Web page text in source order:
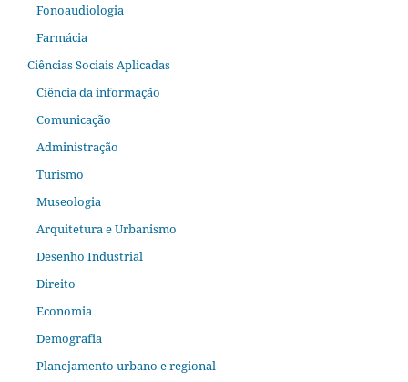
Fonoaudiologia
Farmácia
Ciências Sociais Aplicadas
Ciência da informação
Comunicação
Administração
Turismo
Museologia
Arquitetura e Urbanismo
Desenho Industrial
Direito
Economia
Demografia
Planejamento urbano e regional